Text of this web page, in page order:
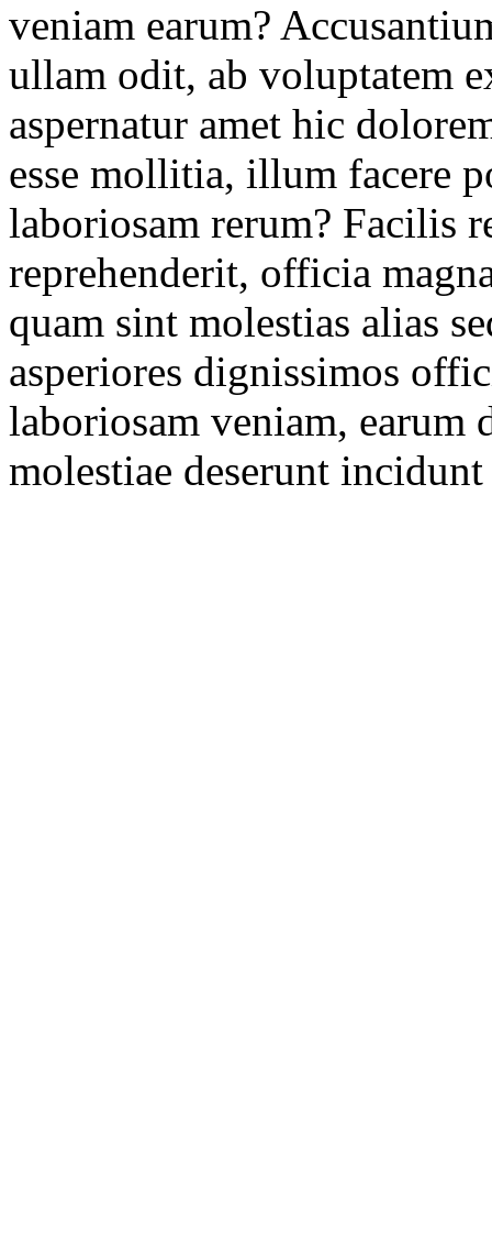
veniam earum?
ullam odit, ab voluptatem
aspernatur amet hic
esse mollitia, illum facere
laboriosam rerum? Facilis
reprehenderit, officia
quam sint molestias alias
asperiores dignissimos
laboriosam veniam,
molestiae deserunt